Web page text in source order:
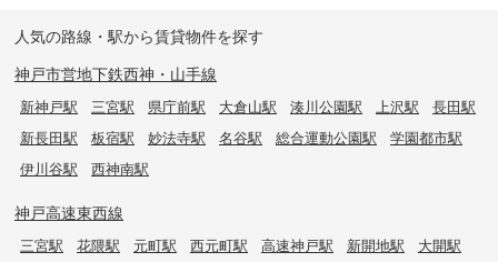
人気の路線・駅から賃貸物件を探す
神戸市営地下鉄西神・山手線
新神戸駅 三宮駅 県庁前駅 大倉山駅 湊川公園駅 上沢駅
長田駅
新長田駅
板宿駅 妙法寺駅 名谷駅 総合運動公園駅
学園都市駅
伊川谷駅
西神南駅
神戸高速東西線
三宮駅 花隈駅 元町駅 西元町駅 高速神戸駅 新開地駅
大開駅